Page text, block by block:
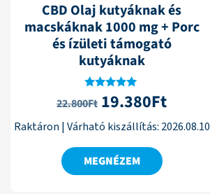
CBD Olaj kutyáknak és
macskáknak 1000 mg + Porc
és ízületi támogató
kutyáknak
Értékelés:
5.00
22.800Ft 19.380Ft
Raktáron |Várható kiszállítás: 2026.08.10
MEGNÉZEM